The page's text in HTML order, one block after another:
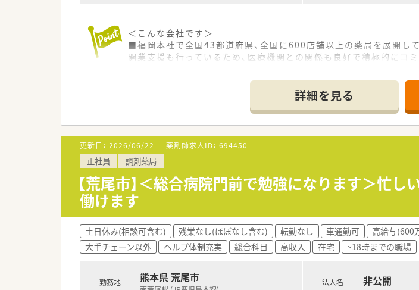
＜こんな会社です＞
■福岡本社で全国43都道府県、全国に600店舗以上の薬局を展開して
開業支援も行っているため、医療機関との関係も良好で積極的にコ
＜研修制度・スキルアップ体制もばっちり＞
■独自の研修システムを活用し効率的かつ効果的なスキルアップを
その他、カフェテリア研修や社内学術大会などその方が目指す社会
■将来は専門薬剤師として活躍される方、またはマネージャーとし
ます。
また希望者は人事、教育、経営コンサル等に携わることも可能です。
＜こんな方にもおすすめ＞
■しっかりとした教育体制のもとで薬剤師としてのスキルを磨きた
■ライフスタイルに合わせて長くご勤務していきたい方
詳細を見る
更新日： 2026/06/22 薬剤師求人ID： 694450
正社員 調剤薬局
【荒尾市】＜総合病院門前で勉強になります＞忙
働けます
土日休み(相談可含む) 残業なし(ほぼなし含む) 転勤なし 車通勤可 高給与(600
大手チェーン以外
ヘルプ体制充実 総合科目 高収入 在宅 ~18時までの職場
勤務地 熊本県 荒尾市 法人名 非公開